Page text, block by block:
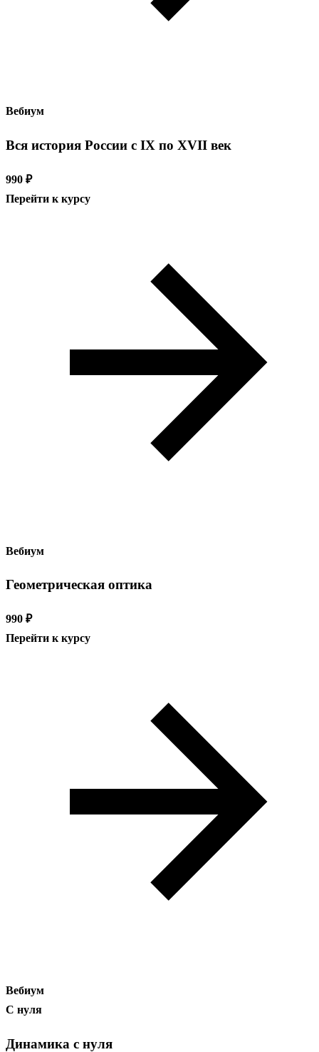
Вебиум
Вся история России с IX по XVII век
990 ₽
Перейти к курсу
Вебиум
Геометрическая оптика
990 ₽
Перейти к курсу
Вебиум
С нуля
Динамика с нуля